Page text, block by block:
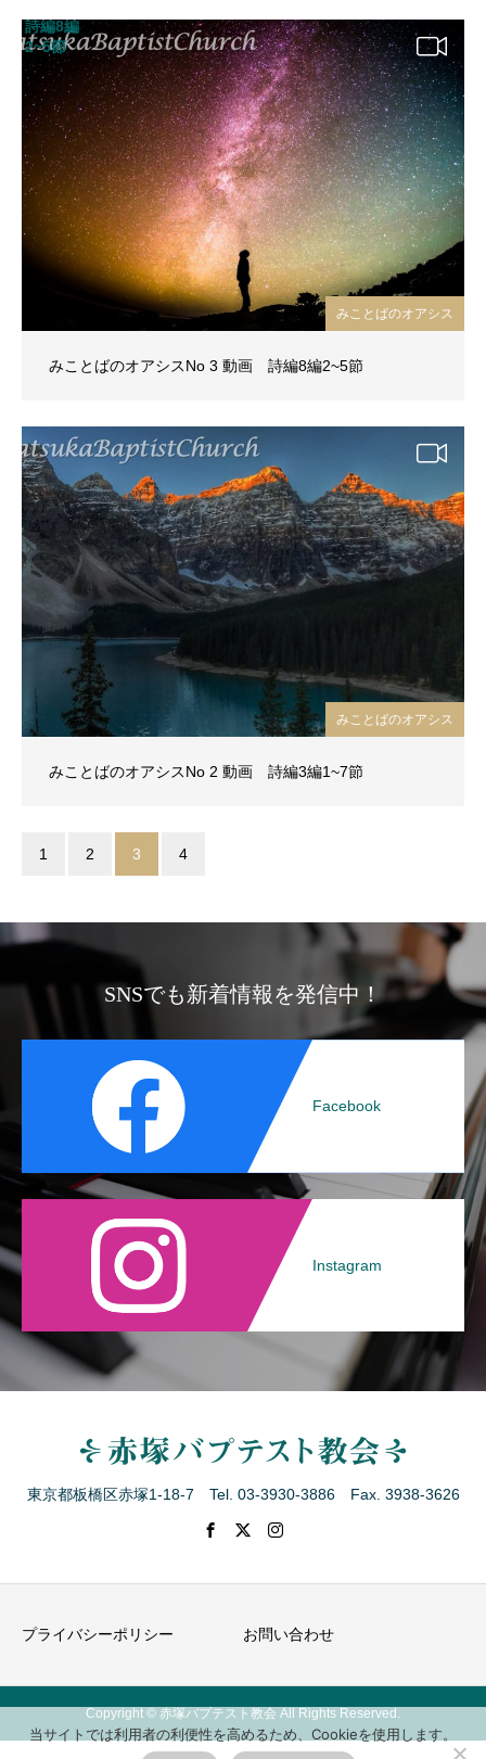
詩編8編
2~5節
みことばのオアシス
みことばのオアシスNo 3 動画 詩編8編2~5節
みことばのオアシス
みことばのオアシスNo 2 動画 詩編3編1~7節
1 2 3 4
SNSでも新着情報を発信中！
Facebook
Instagram
東京都板橋区赤塚1-18-7 Tel. 03-3930-3886 Fax. 3938-3626
プライバシーポリシー お問い合わせ
Copyright © 赤塚バプテスト教会 All Rights Reserved.
当サイトでは利用者の利便性を高めるため、Cookieを使用します。